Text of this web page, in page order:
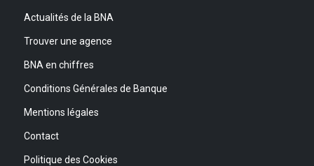
Actualités de la BNA
Trouver une agence
BNA en chiffres
Conditions Générales de Banque
Mentions légales
Contact
Politique des Cookies